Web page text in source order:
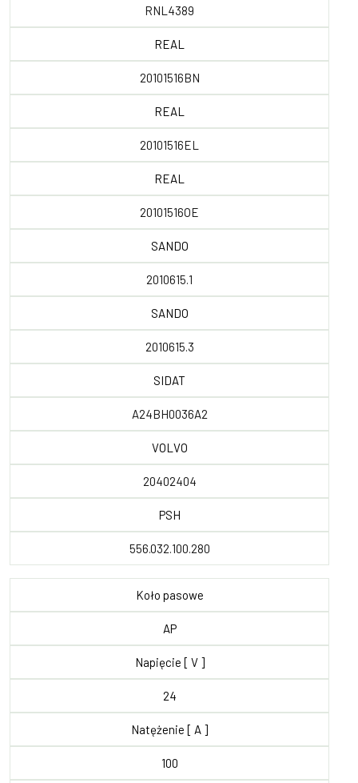
RNL4389
REAL
20101516BN
REAL
20101516EL
REAL
20101516OE
SANDO
2010615.1
SANDO
2010615.3
SIDAT
A24BH0036A2
VOLVO
20402404
PSH
556.032.100.280
Koło pasowe
AP
Napięcie [ V ]
24
Natężenie [ A ]
100